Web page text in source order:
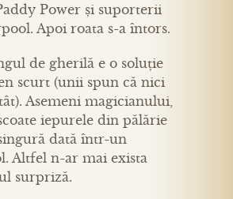
Power și suporterii
Apoi roata s-a întors.
de gherilă e o soluție
scurt (unii spun că nici
Asemeni magicianului,
iepurele din pălărie
dată într-un
Altfel n-ar mai exista
surpriză.